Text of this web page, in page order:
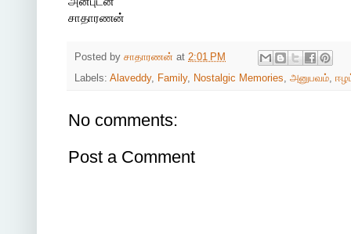
சாதாரணன்
Posted by சாதாரணன் at 2:01 PM
Labels: Alaveddy, Family, Nostalgic Memories, அனுபவம்,
No comments:
Post a Comment